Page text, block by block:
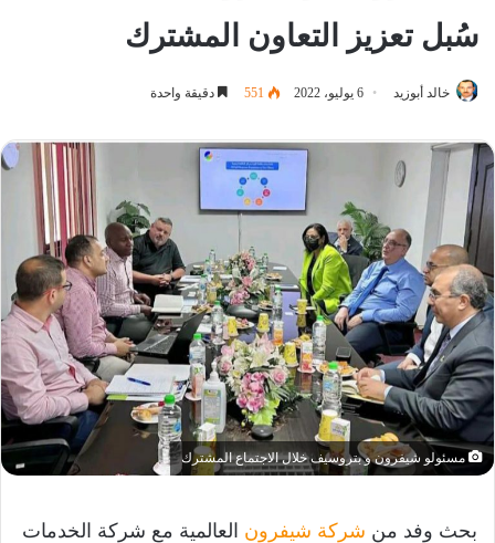
سُبل تعزيز التعاون المشترك
خالد أبوزيد 6 يوليو، 2022 551 دقيقة واحدة
مسئولو شيفرون و بتروسيف خلال الاجتماع المشترك
بحث وفد من شركة شيفرون العالمية مع شركة الخدمات